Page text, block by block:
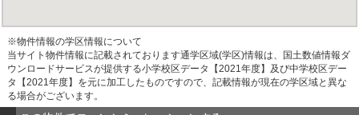
※物件情報の学区情報について
当サイト物件情報に記載されております通学区域(学区)情報は、国土数値情報ダ
ウンロードサービスが提供する小学校区データ【2021年度】及び中学校区デー
タ【2021年度】を元に加工したものですので、記載情報が現在の学区域と異な
る場合がございます。